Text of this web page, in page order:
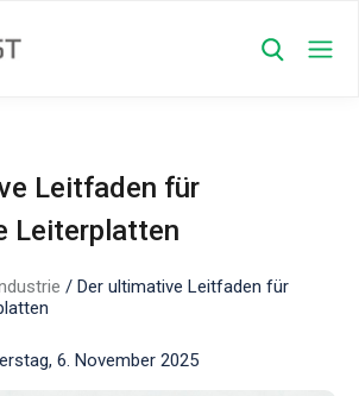
Leitfaden für
Leiterplatten
/Der ultimative Leitfaden für
6. November 2025